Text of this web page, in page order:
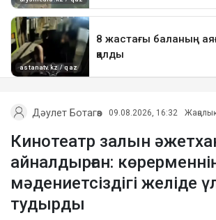
Дәулет Ботагөз 09.08.2026, 16:32
Кинотеатр залын
айналдырған:
мәдениетсіздігі желіде
тудырды